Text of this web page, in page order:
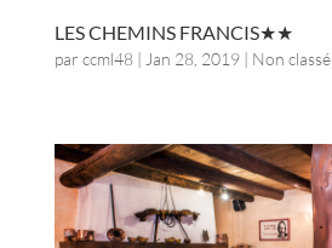
LES CHEMINS FRANCIS
par ccml48| Jan 28, 2019| Non classé